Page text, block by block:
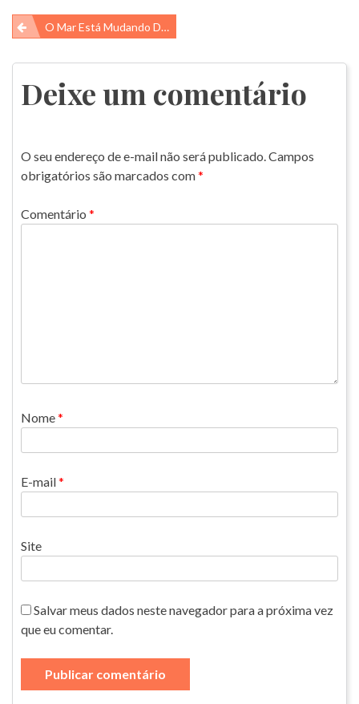
Navegação
de
Post
O Mar Está Mudando De Cor – O Que Isso Revela Sobre O Planeta?
Deixe um comentário
O seu endereço de e-mail não será publicado.Campos
obrigatórios são marcados com*
Comentário *
Nome*
E-mail*
Site
Salvar meus dados neste navegador para a próxima vez
que eu comentar.